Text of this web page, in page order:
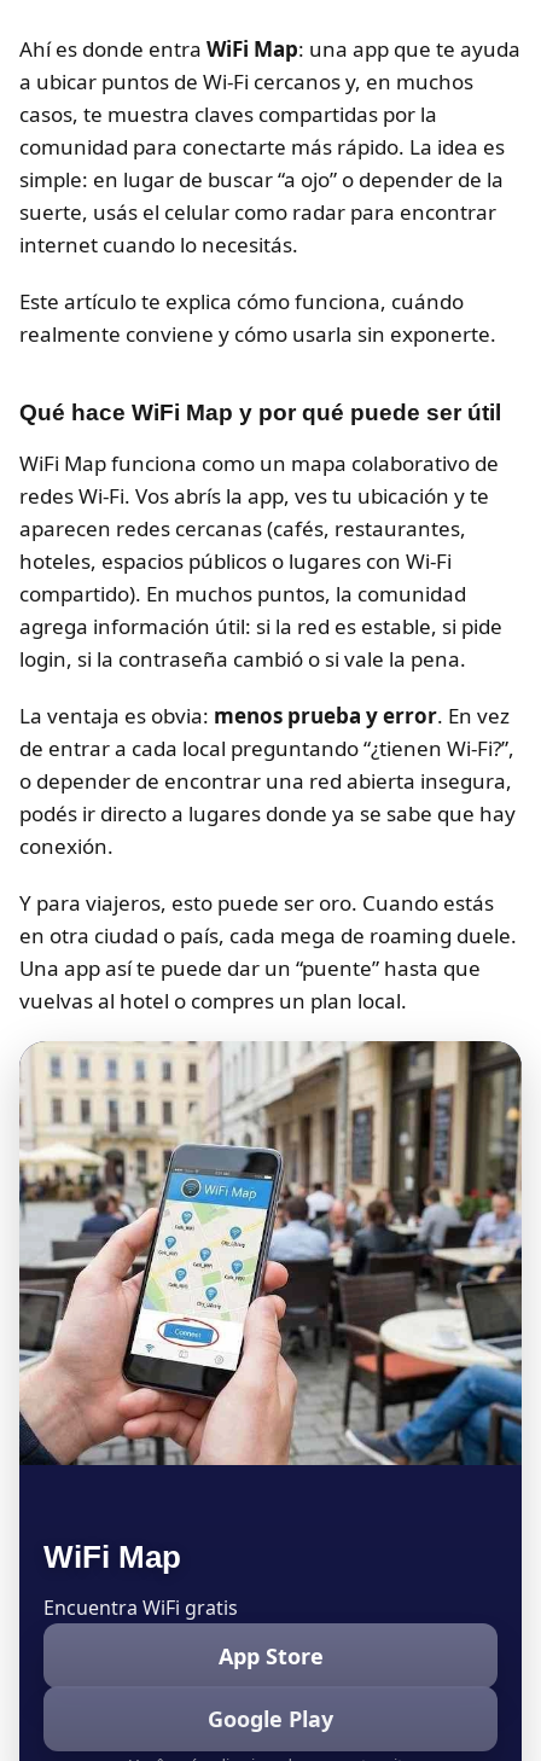
Ahí es donde entra WiFi Map: una app que te ayuda
a ubicar puntos de Wi-Fi cercanos y, en muchos
casos, te muestra claves compartidas por la
comunidad para conectarte más rápido. La idea es
simple: en lugar de buscar “a ojo” o depender de la
suerte, usás el celular como radar para encontrar
internet cuando lo necesitás.
Este artículo te explica cómo funciona, cuándo
realmente conviene y cómo usarla sin exponerte.
Qué hace WiFi Map y por qué puede ser útil
WiFi Map funciona como un mapa colaborativo de
redes Wi-Fi. Vos abrís la app, ves tu ubicación y te
aparecen redes cercanas (cafés, restaurantes,
hoteles, espacios públicos o lugares con Wi-Fi
compartido). En muchos puntos, la comunidad
agrega información útil: si la red es estable, si pide
login, si la contraseña cambió o si vale la pena.
La ventaja es obvia: menos prueba y error. En vez
de entrar a cada local preguntando “¿tienen Wi-Fi?”,
o depender de encontrar una red abierta insegura,
podés ir directo a lugares donde ya se sabe que hay
conexión.
Y para viajeros, esto puede ser oro. Cuando estás
en otra ciudad o país, cada mega de roaming duele.
Una app así te puede dar un “puente” hasta que
vuelvas al hotel o compres un plan local.
WiFi Map
Encuentra WiFi gratis
App Store
Google Play